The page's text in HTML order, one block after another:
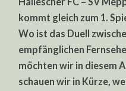
kommt gleich zum 1.
Wo ist das Duell
empfänglichen
möchten wir in diesem
schauen wir in Kürze,